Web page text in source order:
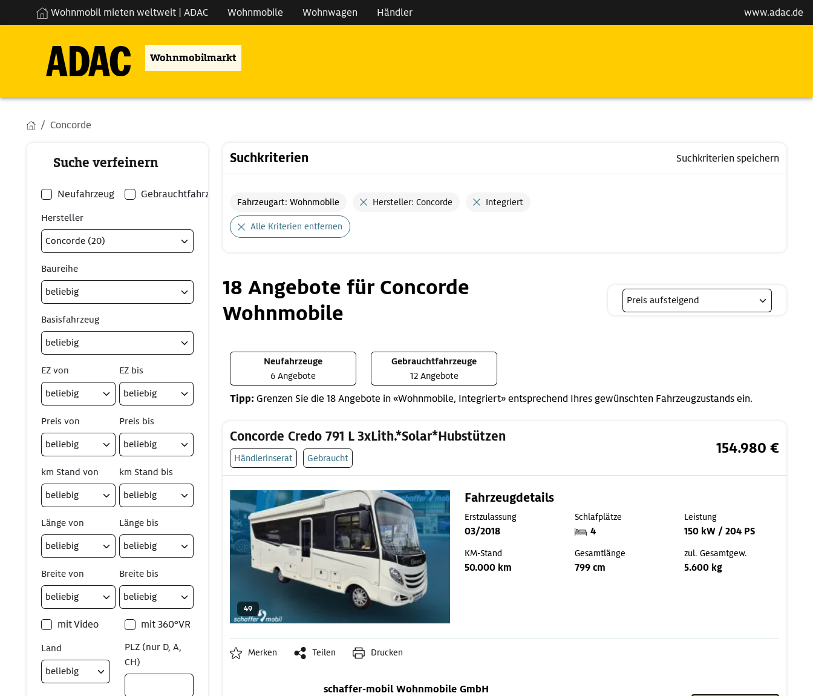
Wohnmobil mieten weltweit | ADAC Wohnmobile Wohnwagen Händler www.adac.de
Wohnmobilmarkt
Concorde
Suchkriterien Suchkriterien speichern
Fahrzeugart: Wohnmobile Hersteller: Concorde Integriert
Alle Kriterien entfernen
18 Angebote für Concorde
Wohnmobile
Neufahrzeuge
6 Angebote
Gebrauchtfahrzeuge
12 Angebote
Tipp: Grenzen Sie die 18 Angebote in «Wohnmobile, Integriert» entsprechend Ihres gewünschten Fahrzeugzustands ein.
Concorde Credo 791 L 3xLith.*Solar*Hubstützen
Händlerinserat Gebraucht
154.980 €
49
Fahrzeugdetails
Erstzulassung
03/2018
Schlafplätze
4
Leistung
150 kW / 204 PS
KM-Stand
50.000 km
Gesamtlänge
799 cm
zul. Gesamtgew.
5.600 kg
Merken Teilen Drucken
schaffer-mobil Wohnmobile GmbH
Suche verfeinern
Neufahrzeug Gebrauchtfahrzeug
Hersteller
Baureihe
Basisfahrzeug
EZ von EZ bis
Preis von Preis bis
km Stand von km Stand bis
Länge von Länge bis
Breite von Breite bis
mit Video mit 360°VR
Land
PLZ (nur D, A,
CH)